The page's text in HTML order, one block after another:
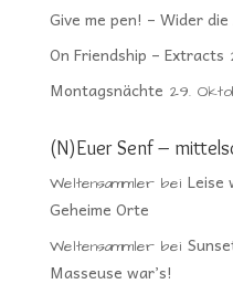
Give me pen! – Wider
On Friendship – Extracts
Montagsnächte 29.
(N)Euer Senf –
Weltensammlerbei Leise
Geheime Orte
Weltensammlerbei
Masseuse war’s!